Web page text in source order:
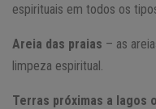
espirituais em todos os
Areia das praias – as
limpeza espiritual.
Terras próximas a lagos